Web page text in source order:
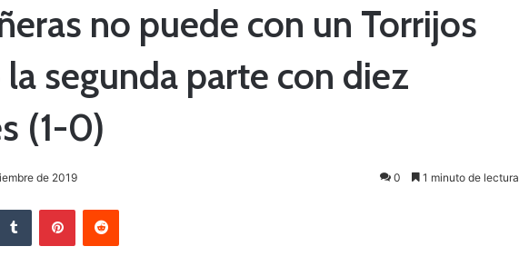
no puede con un Torrijos
segunda parte con diez
(1-0)
de 2019 0 1 minuto de lectura